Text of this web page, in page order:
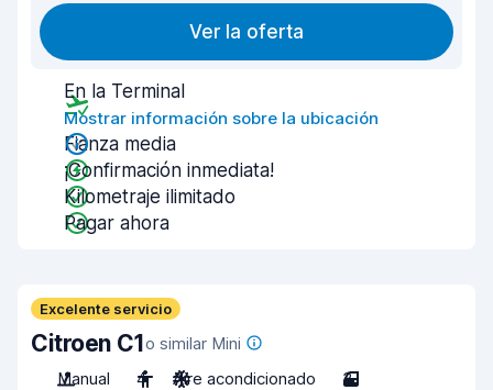
Ver la oferta
En la Terminal
Mostrar información sobre la ubicación
Fianza media
¡Confirmación inmediata!
Kilometraje ilimitado
Pagar ahora
Excelente servicio
Citroen C1o similar Mini
Manual
4 Aire acondicionado 3